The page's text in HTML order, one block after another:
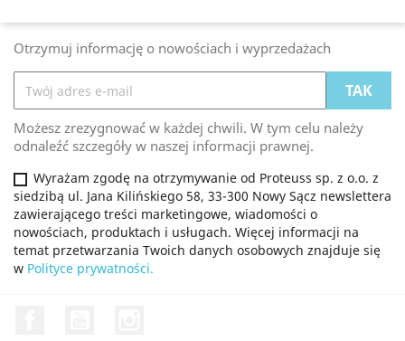
Otrzymuj informację o nowościach i wyprzedażach
Możesz zrezygnować w każdej chwili. W tym celu należy
odnaleźć szczegóły w naszej informacji prawnej.
Wyrażam zgodę na otrzymywanie od Proteuss sp. z o.o. z
siedzibą ul. Jana Kilińskiego 58, 33-300 Nowy Sącz newslettera
zawierającego treści marketingowe, wiadomości o
nowościach, produktach i usługach. Więcej informacji na
temat przetwarzania Twoich danych osobowych znajduje się
w Polityce prywatności.